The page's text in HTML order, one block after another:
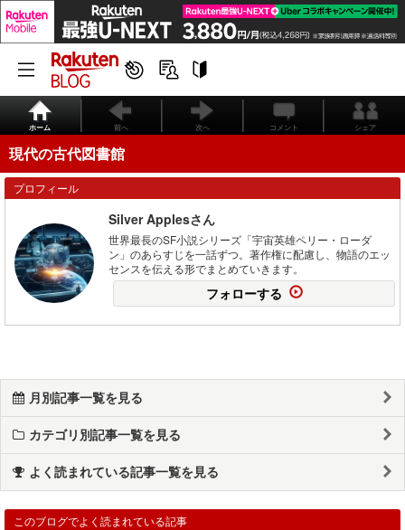
ホーム 前へ 次へ コメント シェア
現代の古代図書館
プロフィール
Silver Applesさん
世界最長のSF小説シリーズ「宇宙英雄ペリー・ローダ
ン」のあらすじを一話ずつ。著作権に配慮し、物語のエッ
センスを伝える形でまとめていきます。
フォローする
月別記事一覧を見る
カテゴリ別記事一覧を見る
よく読まれている記事一覧を見る
このブログでよく読まれている記事